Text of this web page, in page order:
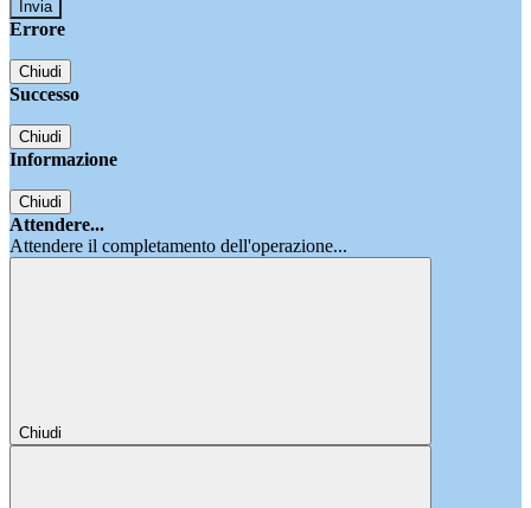
Errore
Chiudi
Successo
Chiudi
Informazione
Chiudi
Attendere...
Attendere il completamento dell'operazione...
Chiudi